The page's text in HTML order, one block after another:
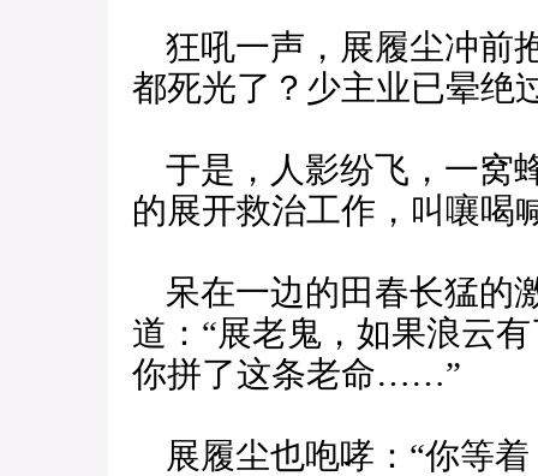
狂吼一声，展履尘冲前
都死光了？少主业已晕
于是，人影纷飞，一窝
的展开救治工作，叫嚷喝
呆在一边的田春长猛的
道：“展老鬼，如果浪云
你拼了这条老命……”
展履尘也咆哮：“你等